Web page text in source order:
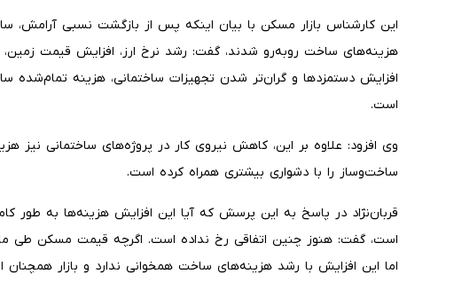
این کارشناس بازار مسکن با بیان اینکه پس از بازگشت نسبی آرامش،
هزینه‌های ساخت روبه‌رو شدند، گفت: رشد نرخ ارز، افزایش قیمت زمین،
افزایش دستمزدها و گران‌تر شدن تجهیزات ساختمانی، هزینه
است.
وی افزود: علاوه بر این، کاهش نیروی کار در پروژه‌های ساختمانی نیز
ساخت‌وساز را با دشواری بیشتری همراه کرده است.
قربان‌نژاد در پاسخ به این پرسش که آیا این افزایش هزینه‌ها به
است، گفت: هنوز چنین اتفاقی رخ نداده است. اگرچه قیمت مسکن طی
اما این افزایش با رشد هزینه‌های ساخت همخوانی ندارد و بازار